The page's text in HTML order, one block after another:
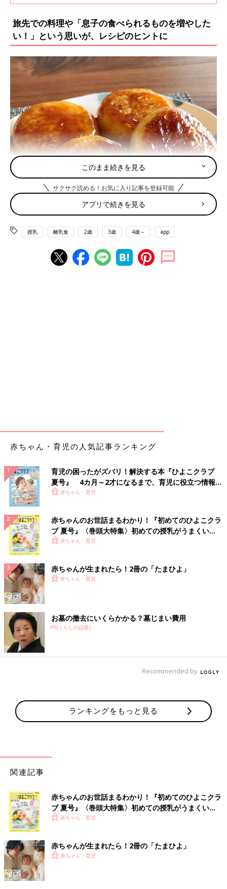
りに悩んだことが多々あると言います。まいの
旅先での料理や「息子の食べられるものを増やした
い！」という思いが、レシピのヒントに
北海道旅行で食べた、いももちのおいしさが忘れられず、おうちでトライ！ ２年
と絵を描いたり、何かものを作ったりすることが好きだったので
すが、その「何かを作りたい！」という気持ちと料理が結びつい
――SNSにレシピを紹介するようになったきっかけを教えてくだ
さい。
まいのおやつ 最初は、自分で作った料理の写真を趣味で撮りた
めていたんです。「あのとき、これを食べたな」と思い出として
振り返ったり、「またこれを作ろう」と過去の写真を参考に献立
を考えたりしたりしていました。
その写真をいつも見てくれていた夫や妹から「せっかくだから
SNSに投稿してみたら?」と言われたのがきっかけです。
まさか、こんなに多くの方々に見ていただけるようになるなんて
思っていませんでした。本当に感謝の気持ちでいっぱいです。
――レシピはどんなふうに考えているのでしょうか。
まいのおやつ 食事をしながらレシピを考えていることが多いで
す。夫と「こんなのがあったらおいしそう！」「最近この食材が
気になる」とアイデアを話し合い、そこから実際に作って、おい
しくできたものをイラストレシピに書き起こしています。夫も私
最近では息子も「お魚とのりの春巻きを食べてみたい！」など、
食べたいものを話してくれるようになり、それもヒントになって
います。
よね！」と話したりして、旅先での料理にヒントを得てレシピを
考えることもあります。
息子が０～ １歳 代のころは、偏食に悩んでいて、どうにかして野
菜を食べてほしい、肉や魚を食べてほしいという思いから、レシ
ピを考えたこともありました。
まいのおやつさんのレシピノート
このまま続きを見る
サクサク読める！お気に入り記事を登録可能
アプリで続きを見る
授乳 離乳食 2歳 3歳 4歳～ app
赤ちゃん・育児の人気記事ランキング
育児の困ったがズバリ！解決する本『ひよこクラブ
夏号』 4カ月～2才になるまで、育児に役立つ情報が
いっぱい！
赤ちゃん・育児
赤ちゃんのお世話まるわかり！『初めてのひよこクラ
ブ 夏号』〈巻頭大特集〉初めての授乳がうまくい
く！ おっぱい・ミルクの基本と夏のトラブル 解決テ
赤ちゃん・育児
赤ちゃんが生まれたら！2冊の「たまひよ」
赤ちゃん・育児
お墓の撤去にいくらかかる？墓じまい費用
PR(くらしの話題)
Recommended by
ランキングをもっと見る
関連記事
赤ちゃんのお世話まるわかり！『初めてのひよこクラ
ブ 夏号』〈巻頭大特集〉初めての授乳がうまくい
く！ おっぱい・ミルクの基本と夏のトラブル 解決テ
赤ちゃん・育児
赤ちゃんが生まれたら！2冊の「たまひよ」
赤ちゃん・育児